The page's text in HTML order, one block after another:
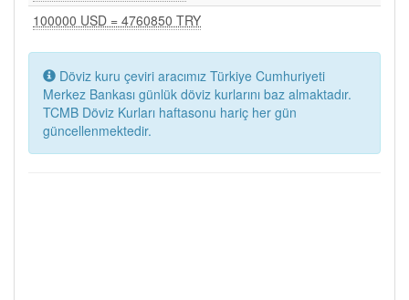
100000 USD = 4760850 TRY
Döviz kuru çeviri aracımız Türkiye Cumhuriyeti
Merkez Bankası günlük döviz kurlarını baz almaktadır.
TCMB Döviz Kurları haftasonu hariç her gün
güncellenmektedir.